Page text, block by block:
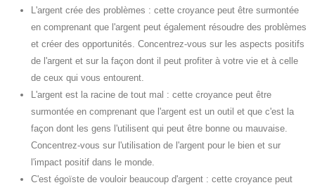
L'argent crée des problèmes : cette croyance peut être surmontée
en comprenant que l'argent peut également résoudre des problèmes
et créer des opportunités. Concentrez-vous sur les aspects positifs
de l'argent et sur la façon dont il peut profiter à votre vie et à celle
de ceux qui vous entourent.
L'argent est la racine de tout mal : cette croyance peut être
surmontée en comprenant que l'argent est un outil et que c'est la
façon dont les gens l'utilisent qui peut être bonne ou mauvaise.
Concentrez-vous sur l'utilisation de l'argent pour le bien et sur
l'impact positif dans le monde.
C'est égoïste de vouloir beaucoup d'argent : cette croyance peut